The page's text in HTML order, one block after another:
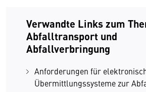
Verwandte Links zum
Abfalltransport und
Abfallverbringung
Anforderungen für
Übermittlungssysteme zur